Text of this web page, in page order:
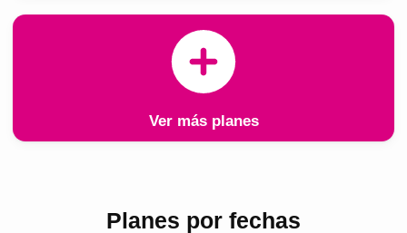
Ver más planes
Planes por fechas